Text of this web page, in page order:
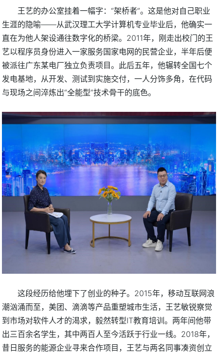
王艺的办公室挂着一幅字：“架桥者”。这是他对自己职业
生涯的隐喻——从武汉理工大学计算机专业毕业后，他确实一
直在为他人架设通往数字化的桥梁。2011年，刚走出校门的王
艺以程序员身份进入一家服务国家电网的民营企业，半年后便
被派往广东某电厂独立负责项目。此后五年，他辗转全国七个
发电基地，从开发、测试到实施交付，一人分饰多角，在代码
与现场之间淬炼出“全能型”技术骨干的底色。
这段经历给他埋下了创业的种子。2015年，移动互联网浪
潮汹涌而至，美团、滴滴等产品重塑城市生活，王艺敏锐察觉
到市场对软件人才的渴求，毅然转型IT教育培训。两年间他带
出三百余名学生，其中两百人至今活跃于行业一线。2018年，
昔日服务的能源企业寻来合作项目，王艺与两名同事凑资创立